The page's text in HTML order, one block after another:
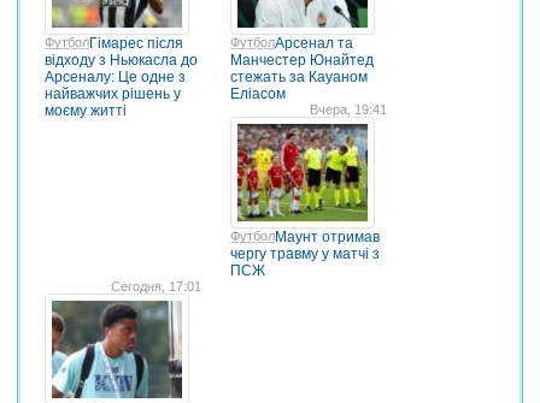
ФутболГімарес після
відходу з Ньюкасла до
Арсеналу: Це одне з
найважчих рішень у
моєму житті
ФутболАрсенал та
Манчестер Юнайтед
стежать за Кауаном
Еліасом
Вчера, 19:41
ФутболМаунт отримав
чергу травму у матчі з
ПСЖ
Сегодня, 17:01